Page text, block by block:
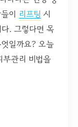
이 리프팅 시
. 그렇다면 목
일까요? 오늘
관리 비법을